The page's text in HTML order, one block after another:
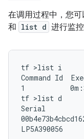
在调用过程中，您
和 list d 进行监控
tf >list i
Command Id
1
tf >list d
Serial